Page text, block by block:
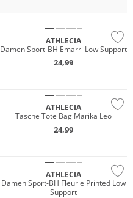
ATHLECIA
Damen Sport-BH Emarri Low Support
24,99
ATHLECIA
Tasche Tote Bag Marika Leo
24,99
ATHLECIA
Damen Sport-BH Fleurie Printed Low
Support